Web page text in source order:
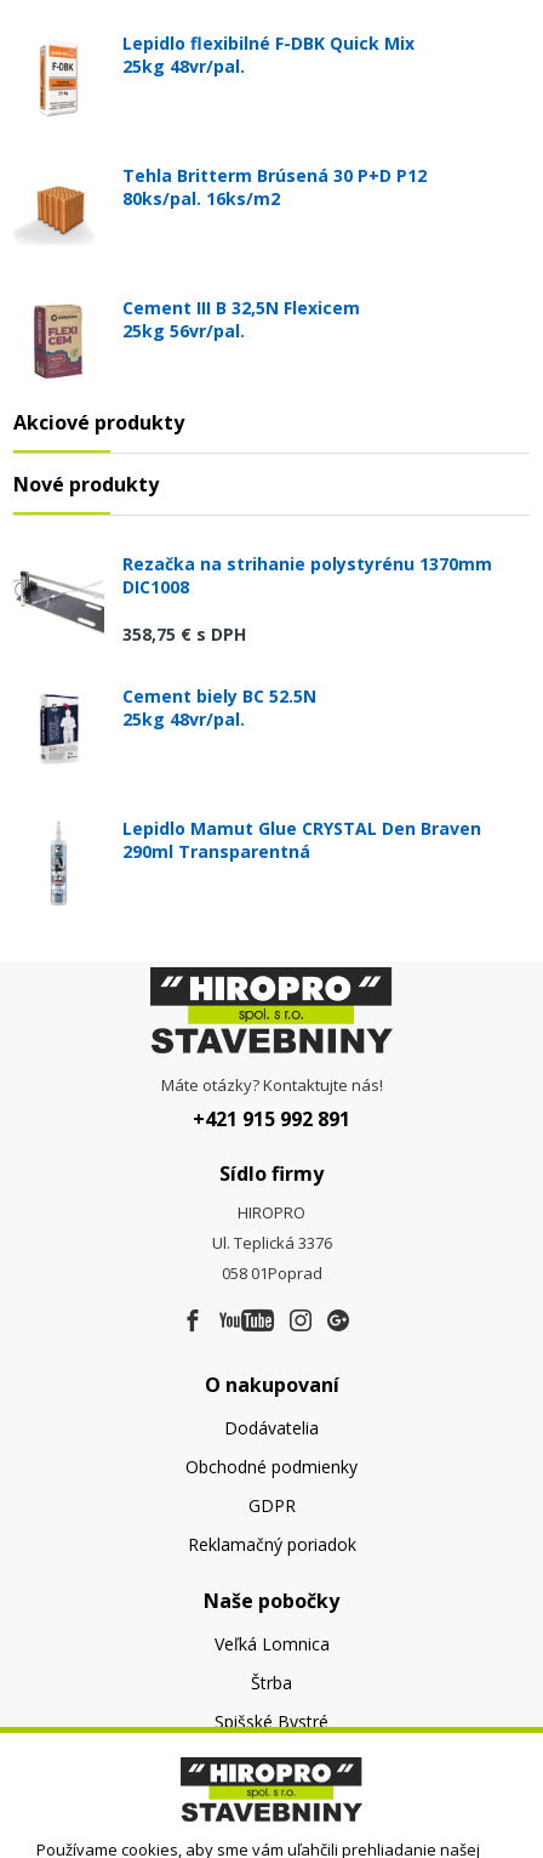
Lepidlo flexibilné F-DBK Quick Mix
25kg 48vr/pal.
Tehla Britterm Brúsená 30 P+D P12
80ks/pal. 16ks/m2
Cement III B 32,5N Flexicem
25kg 56vr/pal.
Akciové produkty
Nové produkty
Rezačka na strihanie polystyrénu 1370mm
DIC1008
358,75 € s DPH
Cement biely BC 52.5N
25kg 48vr/pal.
Lepidlo Mamut Glue CRYSTAL Den Braven
290ml Transparentná
Máte otázky? Kontaktujte nás!
+421 915 992 891
Sídlo firmy
HIROPRO
Ul. Teplická 3376
058 01Poprad
O nakupovaní
Dodávatelia
Obchodné podmienky
GDPR
Reklamačný poriadok
Naše pobočky
Veľká Lomnica
Štrba
Spišské Bystré
O nás
O spoločnosti
Používame cookies, aby sme vám uľahčili prehliadanie našej